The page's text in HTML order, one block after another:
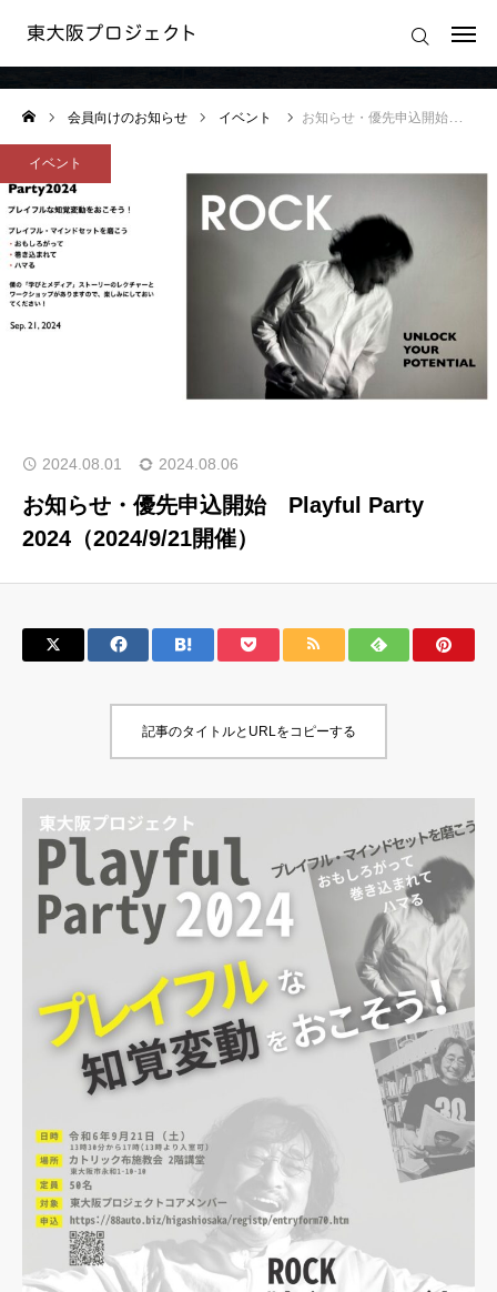
会員向けのお知らせ
会員向けのお知らせ イベント お知らせ・優先申込開始 Playful Party 2024（2024/9/21開催）
イベント
2024.08.01 2024.08.06
お知らせ・優先申込開始 Playful Party
2024（2024/9/21開催）
記事のタイトルとURLをコピーする
ログイン
東大阪プロジェクトの想い
東大阪プロジェクトの活動
東大阪プロジェクト 運営規約